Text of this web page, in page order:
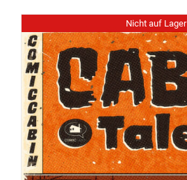
Nicht auf Lager